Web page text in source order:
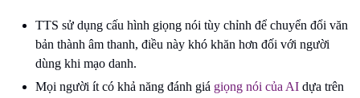
TTS sử dụng cấu hình giọng nói tùy chỉnh để chuyển đổi văn
bản thành âm thanh, điều này khó khăn hơn đối với người
dùng khi mạo danh.
Mọi người ít có khả năng đánh giá giọng nói của AI dựa trên